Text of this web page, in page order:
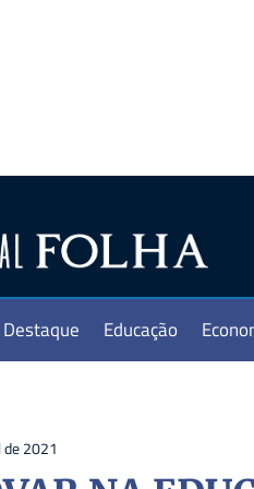
Destaque Educação
de 2021